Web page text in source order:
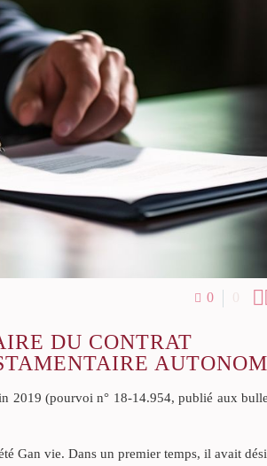
0 0 
DU CONTRAT
2019 (pourvoi n° 18-14.954, publié aux
Gan vie. Dans un premier temps, il avait